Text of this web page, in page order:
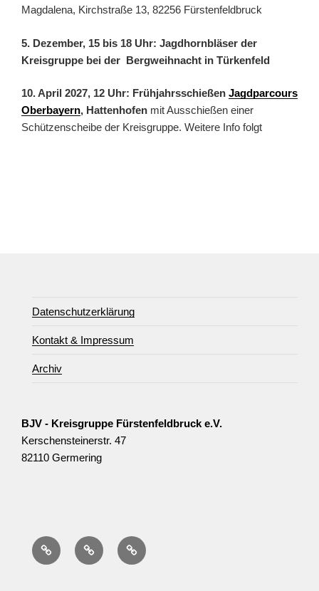
Magdalena, Kirchstraße 13, 82256 Fürstenfeldbruck
5. Dezember, 15 bis 18 Uhr: Jagdhornbläser der
Kreisgruppe bei der Bergweihnacht in Türkenfeld
10. April 2027, 12 Uhr: Frühjahrsschießen Jagdparcours
Oberbayern, Hattenhofen mit Ausschießen einer
Schützenscheibe der Kreisgruppe. Weitere Info folgt
Datenschutzerklärung
Kontakt & Impressum
Archiv
BJV - Kreisgruppe Fürstenfeldbruck e.V.
Kerschensteinerstr. 47
82110 Germering
Datenschutzerklärung
Kontakt
&
Archiv